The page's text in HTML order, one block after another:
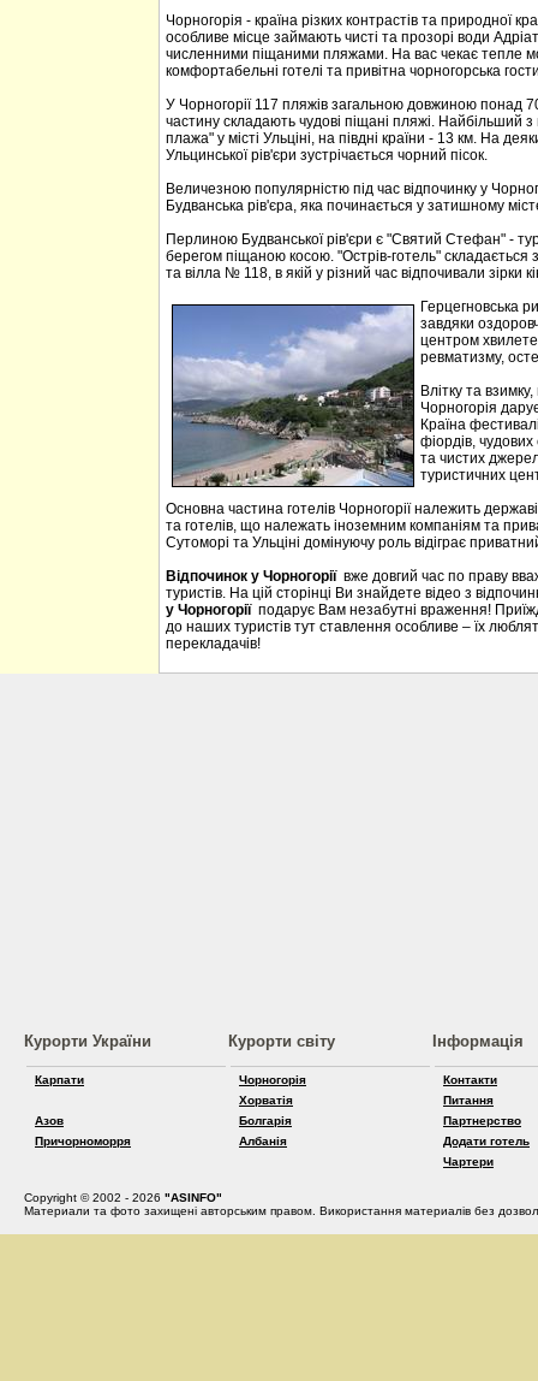
Чорногорія - країна різких контрастів та природної
особливе місце займають чисті та прозорі води
численними піщаними пляжами. На вас чекає тепле
комфортабельні готелі та привітна чорногорська
У Чорногорії 117 пляжів загальною довжиною понад
частину складають чудові піщані пляжі. Найбільший
плажа" у місті Ульціні, на півдні країни - 13 км. На
Ульцинської рів'єри зустрічається чорний пісок.
Величезною популярністю під час відпочинку у
Будванська рів'єра, яка починається у затишному
Перлиною Будванської рів'єри є "Святий Стефан" -
берегом піщаною косою. "Острів-готель"
та вілла № 118, в якій у різний час відпочивали зірки
Герцегновська
завдяки
центром
ревматизму,
Влітку та
Чорногорія
Країна
фіордів, чудових
та чистих
туристичних
Основна частина готелів Чорногорії належить
та готелів, що належать іноземним компаніям та
Сутоморі та Ульціні домінуючу роль відіграє
Відпочинок у Чорногорії вже довгий час по праву
туристів. На цій сторінці Ви знайдете відео з
у Чорногоріїподарує Вам незабутні враження!
до наших туристів тут ставлення особливе – їх
перекладачів!
Курорти України
Карпати
Азов
Причорноморря
Курорти світу
Чорногорія
Хорватія
Болгарія
Албанія
Інформація
Контакти
Питання
Партнерство
Додати готель
Чартери
Copyright © 2002 - 2026 "ASINFO"
Материали та фото захищені авторським правом. Використання материалів без